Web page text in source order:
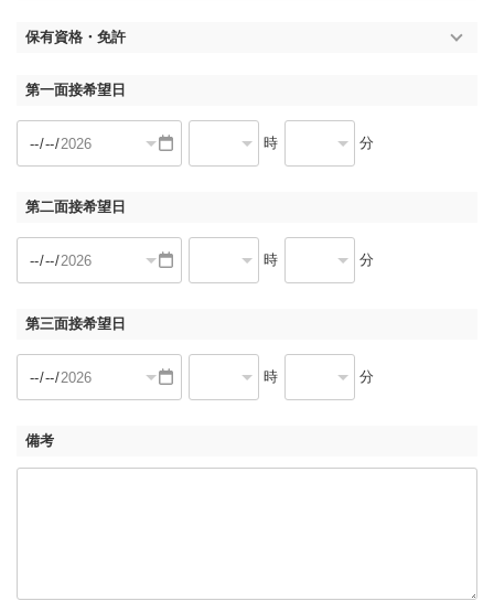
保有資格・免許
第一面接希望日
時 分
第二面接希望日
時 分
第三面接希望日
時 分
備考